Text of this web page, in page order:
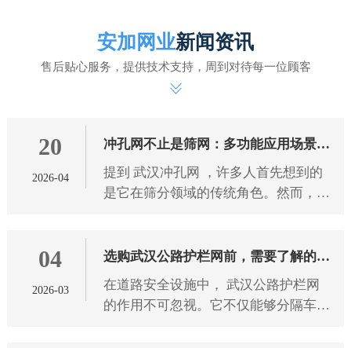
安加网业新闻资讯
售后贴心服务，提供技术支持，周到对待每一位顾客
20
2026-04
冲孔网不止是筛网：多功能应用场景与
特性解析
提到 武汉冲孔网 ，许多人首先想到的
是它在筛分领域的传统角色。然而，这
能边界，悄然渗透到建筑、装
04
2026-03
选购武汉公路护栏网前，需要了解的5
个实用知识点
在道路安全设施中， 武汉公路护栏网
的作用不可忽视。它不仅能够分隔车